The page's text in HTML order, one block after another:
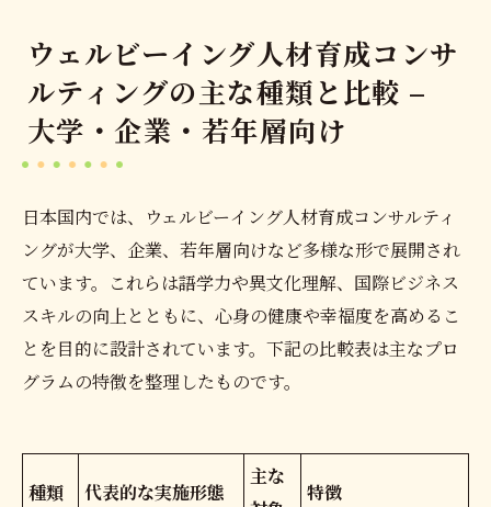
ウェルビーイング人材育成コンサ
ルティングの主な種類と比較 –
大学・企業・若年層向け
日本国内では、ウェルビーイング人材育成コンサルティ
ングが大学、企業、若年層向けなど多様な形で展開され
ています。これらは語学力や異文化理解、国際ビジネス
スキルの向上とともに、心身の健康や幸福度を高めるこ
とを目的に設計されています。下記の比較表は主なプロ
グラムの特徴を整理したものです。
種類 代表的な実施形態
主な
特徴